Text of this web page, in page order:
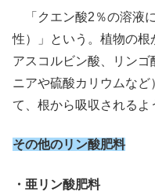
「クエン酸2％の溶液
性）」という。植物の根
アスコルビン酸、リン
ニアや硫酸カリウムな
て、根から吸収されるよ
その他のリン酸肥料
・亜リン酸肥料